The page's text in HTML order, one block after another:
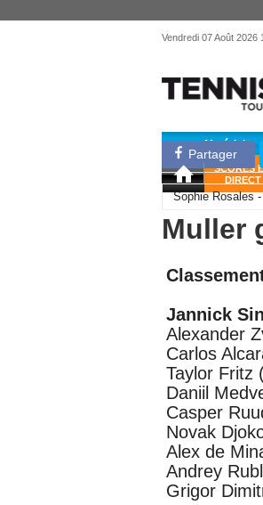
Vendredi 07 Août 2026
Matériel
SCORES
DIRECT
Partager
Sophie Rosales
Muller
Jannick
Alexander
Carlos
Taylor Fritz
Daniil
Casper
Novak
Alex de
Andrey
Grigor